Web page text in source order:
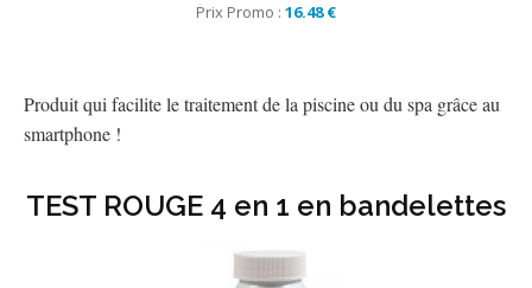
Prix Promo : 16.48 €
Produit qui facilite le traitement de la piscine ou du spa grâce au
smartphone !
TEST ROUGE 4 en 1 en bandelettes